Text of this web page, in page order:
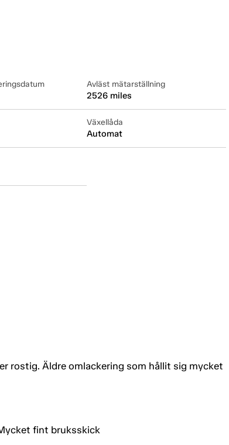
Avläst mätarställning
2526 miles
Växellåda
Automat
rostig. Äldre omlackering som hållit sig mycket
fint bruksskick